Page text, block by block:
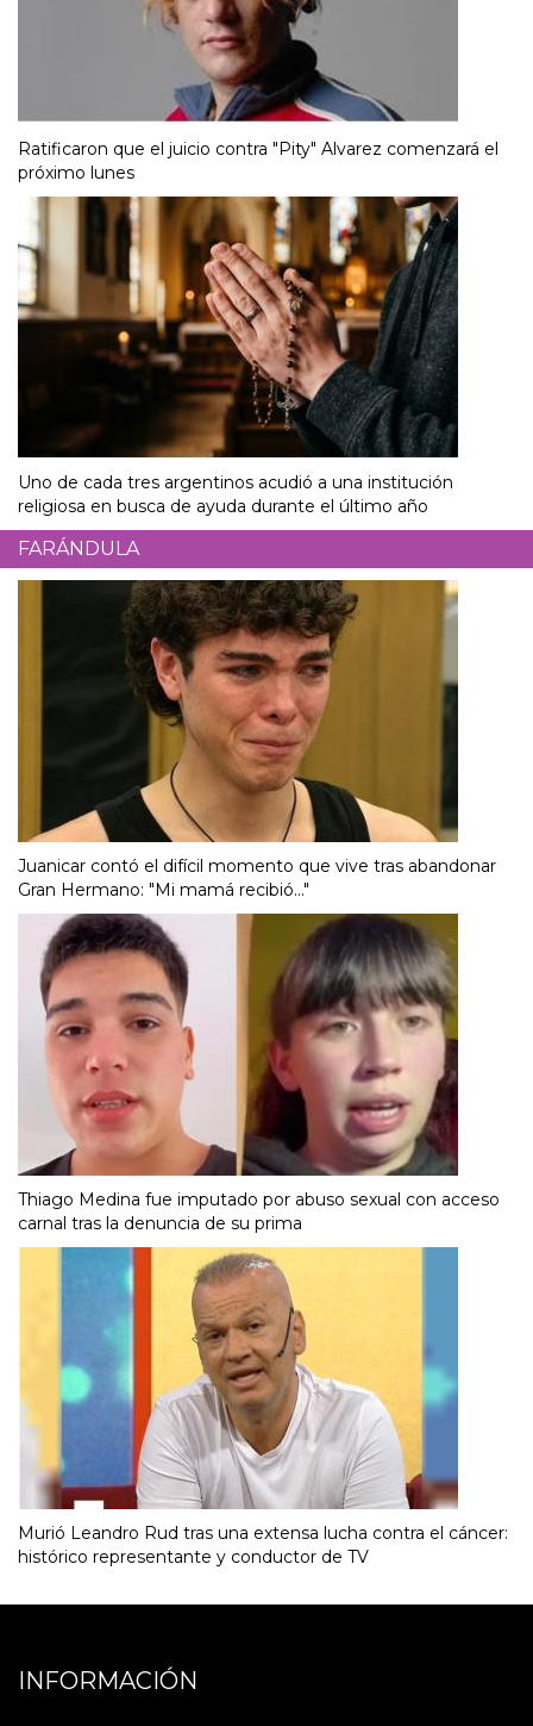
Ratificaron que el juicio contra "Pity" Alvarez comenzará el
próximo lunes
Uno de cada tres argentinos acudió a una institución
religiosa en busca de ayuda durante el último año
FARÁNDULA
Juanicar contó el difícil momento que vive tras abandonar
Gran Hermano: "Mi mamá recibió..."
Thiago Medina fue imputado por abuso sexual con acceso
carnal tras la denuncia de su prima
Murió Leandro Rud tras una extensa lucha contra el cáncer:
histórico representante y conductor de TV
INFORMACIÓN